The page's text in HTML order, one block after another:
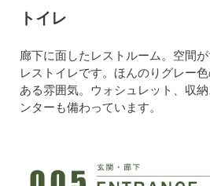
トイレ
廊下に面したレストルーム。空間
レストイレです。ほんのりグレー
ある雰囲気。ウォシュレット、収
ンターも備わっています。